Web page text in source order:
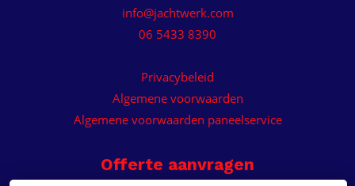
info@jachtwerk.com
06 5433 8390
Privacybeleid
Algemene voorwaarden
Algemene voorwaarden paneelservice
Offerte aanvragen